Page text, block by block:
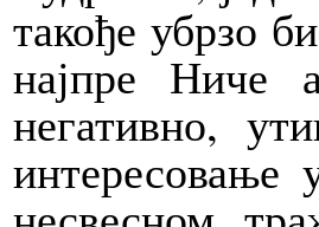
такође убрзо
најпре Ниче
негативно,